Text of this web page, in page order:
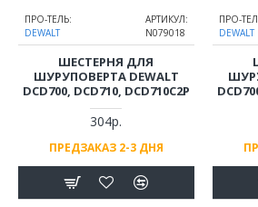
ПРО-ТЕЛЬ:
DEWALT
АРТИКУЛ:
N079018
ШЕСТЕРНЯ ДЛЯ
ШУРУПОВЕРТА DEWALT
DCD700, DCD710, DCD710C2P
304р.
ПРЕДЗАКАЗ 2-3 ДНЯ
ПРО-
DEWALT